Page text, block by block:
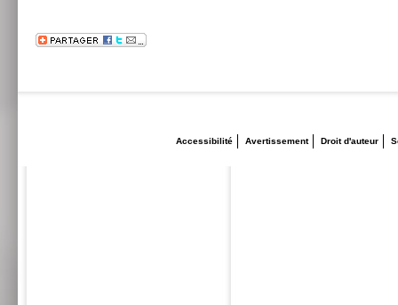
Accessibilité Avertissement Droit d'auteur